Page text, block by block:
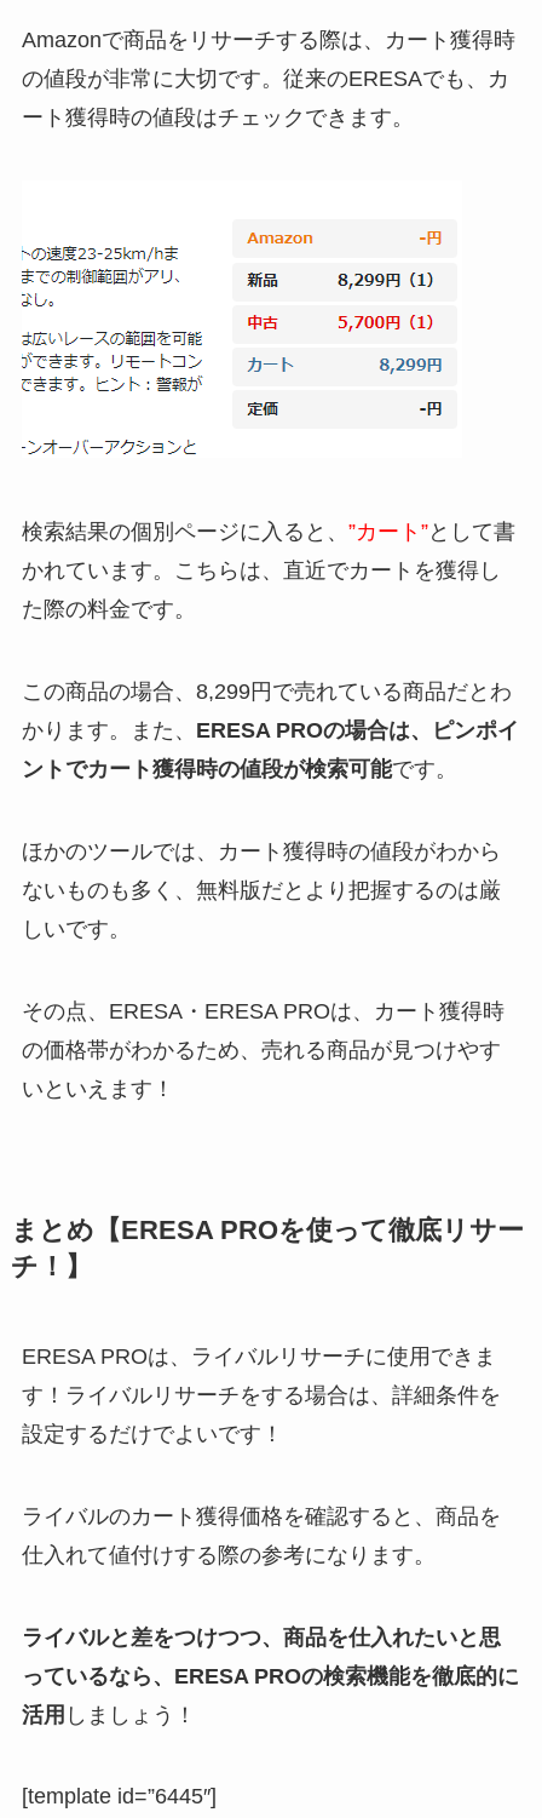
Amazonで商品をリサーチする際は、カート獲得時
の値段が非常に大切です。従来のERESAでも、カ
ート獲得時の値段はチェックできます。
検索結果の個別ページに入ると、 ”カート”として書
かれています。こちらは、直近でカートを獲得し
た際の料金です。
この商品の場合、8,299円で売れている商品だとわ
かります。また、 ERESA PROの場合は、ピンポイ
ントでカート獲得時の値段が検索可能です。
ほかのツールでは、カート獲得時の値段がわから
ないものも多く、無料版だとより把握するのは厳
しいです。
その点、ERESA・ERESA PROは、カート獲得時
の価格帯がわかるため、売れる商品が見つけやす
いといえます！
まとめ【ERESA PROを使って徹底リサー
チ！】
ERESA PROは、ライバルリサーチに使用できま
す！ライバルリサーチをする場合は、詳細条件を
設定するだけでよいです！
ライバルのカート獲得価格を確認すると、商品を
仕入れて値付けする際の参考になります。
ライバルと差をつけつつ、商品を仕入れたいと思
っているなら、ERESA PROの検索機能を徹底的に
活用 しましょう！
[template id=”6445″]